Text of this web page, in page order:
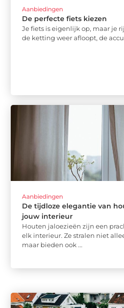
Aanbiedingen
De perfecte fiets kiezen
Je fiets is eigenlijk op, maar je
de ketting weer afloopt, de accu
Aanbiedingen
De tijdloze elegantie van
jouw interieur
Houten jaloezieën zijn een
elk interieur. Ze stralen niet
maar bieden ook ...